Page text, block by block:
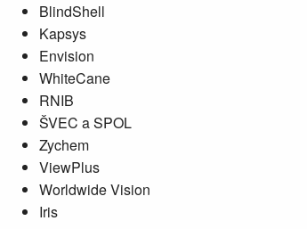
BlindShell
Kapsys
Envision
WhiteCane
RNIB
ŠVEC a SPOL
Zychem
ViewPlus
Worldwide Vision
Iris